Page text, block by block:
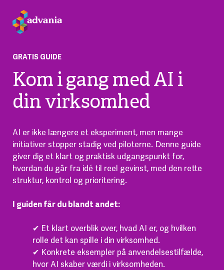
GRATIS GUIDE
Kom i gang med AI i
din virksomhed
AI er ikke længere et eksperiment, men mange
initiativer stopper stadig ved piloterne. Denne guide
giver dig et klart og praktisk udgangspunkt for,
hvordan du går fra idé til reel gevinst, med den rette
struktur, kontrol og prioritering.
I guiden får du blandt andet:
✔︎ Et klart overblik over, hvad AI er, og hvilken
rolle det kan spille i din virksomhed.
✔︎ Konkrete eksempler på anvendelsestilfælde,
hvor AI skaber værdi i virksomheden.